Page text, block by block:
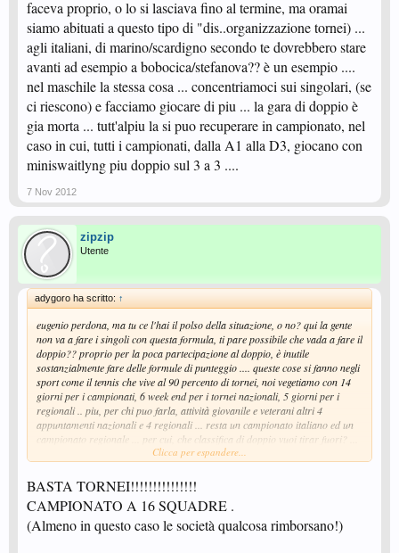
faceva proprio, o lo si lasciava fino al termine, ma oramai
siamo abituati a questo tipo di "dis..organizzazione tornei) ...
agli italiani, di marino/scardigno secondo te dovrebbero stare
avanti ad esempio a bobocica/stefanova?? è un esempio ....
nel maschile la stessa cosa ... concentriamoci sui singolari, (se
ci riescono) e facciamo giocare di piu ... la gara di doppio è
gia morta ... tutt'alpiu la si puo recuperare in campionato, nel
caso in cui, tutti i campionati, dalla A1 alla D3, giocano con
miniswaitlyng piu doppio sul 3 a 3 ....
7 Nov 2012
zipzip
Utente
adygoro ha scritto: ↑
eugenio perdona, ma tu ce l'hai il polso della situazione, o no? qui la gente
non va a fare i singoli con questa formula, ti pare possibile che vada a fare il
doppio?? proprio per la poca partecipazione al doppio, è inutile
sostanzialmente fare delle formule di punteggio .... queste cose si fanno negli
sport come il tennis che vive al 90 percento di tornei, noi vegetiamo con 14
giorni per i campionati, 6 week end per i tornei nazionali, 5 giorni per i
regionali .. piu, per chi puo farla, attività giovanile e veterani altri 4
appuntamenti nazionali e 4 regionali ... resta un campionato italiano ed un
campionato regionale ... per cui, che classifica di doppio vuoi tirar fuori? ...
faccio esempio, prendiamo di marino/scardigno ... imbattuti quest'anno ...
misto anche da cortemaggiore (va a capire poi perche? cose da fitet...non si
faceva proprio, o lo si lasciava fino al termine, ma oramai siamo abituati a
questo tipo di "dis..organizzazione tornei) ... agli italiani, di
marino/scardigno secondo te dovrebbero stare avanti ad esempio a
bobocica/stefanova?? è un esempio .... nel maschile la stessa cosa ...
Clicca per espandere...
BASTA TORNEI!!!!!!!!!!!!!!!
CAMPIONATO A 16 SQUADRE .
(Almeno in questo caso le società qualcosa rimborsano!)